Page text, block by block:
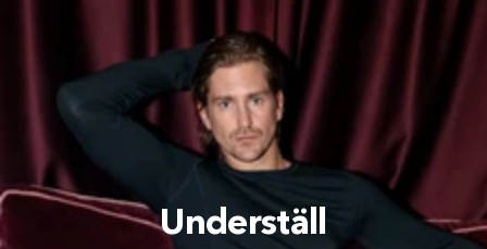
Underställ